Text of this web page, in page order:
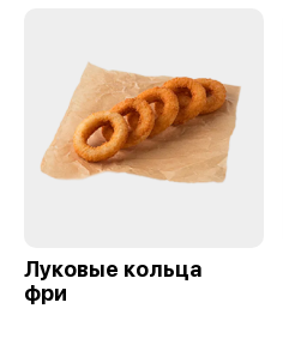
Луковые кольца
фри